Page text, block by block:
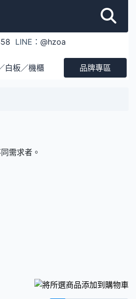
LINE：@hzoa
白板／機櫃 品牌專區
需求者。